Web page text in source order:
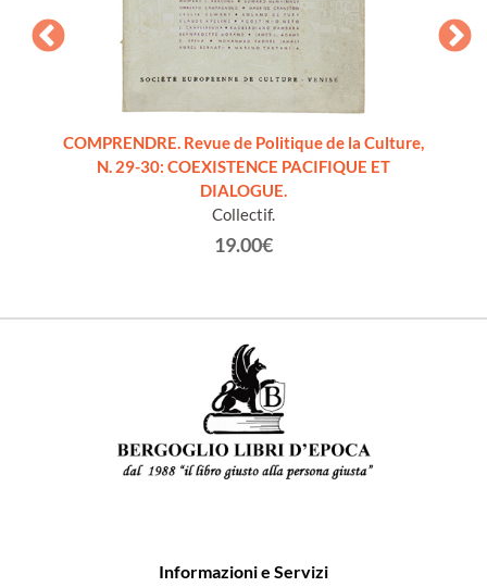
COMPRENDRE. Revue de Politique de la Culture,
N. 29-30: COEXISTENCE PACIFIQUE ET
DIALOGUE.
Collectif.
19.00€
Informazioni e Servizi